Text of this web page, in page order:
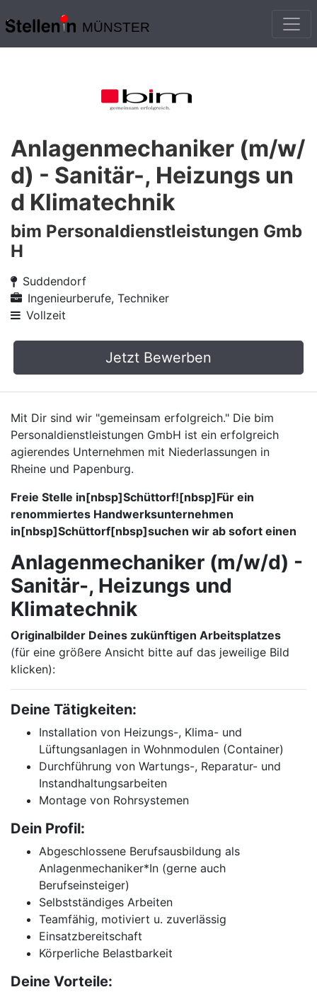
MÜNSTER
Anlagenmechaniker (m/w/
d) - Sanitär-, Heizungs un
d Klimatechnik
bim Personaldienstleistungen Gmb
H
Suddendorf
Ingenieurberufe, Techniker
Vollzeit
Jetzt Bewerben
Mit Dir sind wir "gemeinsam erfolgreich." Die bim
Personaldienstleistungen GmbH ist ein erfolgreich
agierendes Unternehmen mit Niederlassungen in
Rheine und Papenburg.
Freie Stelle in[nbsp]Schüttorf![nbsp]Für ein
renommiertes Handwerksunternehmen
in[nbsp]Schüttorf[nbsp]suchen wir ab sofort einen
Anlagenmechaniker (m/w/d) -
Sanitär-, Heizungs und
Klimatechnik
Originalbilder Deines zukünftigen Arbeitsplatzes
(für eine größere Ansicht bitte auf das jeweilige Bild
klicken):
Deine Tätigkeiten:
Installation von Heizungs-, Klima- und
Lüftungsanlagen in Wohnmodulen (Container)
Durchführung von Wartungs-, Reparatur- und
Instandhaltungsarbeiten
Montage von Rohrsystemen
Dein Profil:
Abgeschlossene Berufsausbildung als
Anlagenmechaniker*In (gerne auch
Berufseinsteiger)
Selbstständiges Arbeiten
Teamfähig, motiviert u. zuverlässig
Einsatzbereitschaft
Körperliche Belastbarkeit
Deine Vorteile: